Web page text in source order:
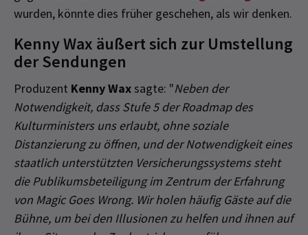
wurden, könnte dies früher geschehen, als wir denken.
Kenny Wax äußert sich zur Umstellung
der Sendungen
Produzent Kenny Wax sagte: "Neben der
Notwendigkeit, dass Stufe 5 der Roadmap des
Kulturministers uns erlaubt, ohne soziale
Distanzierung zu öffnen, und der Notwendigkeit eines
staatlich unterstützten Versicherungssystems steht
die Publikumsbeteiligung im Zentrum der Erfahrung
von Magic Goes Wrong. Wir holen häufig Gäste auf die
Bühne, um bei den Illusionen zu helfen und ihnen auf